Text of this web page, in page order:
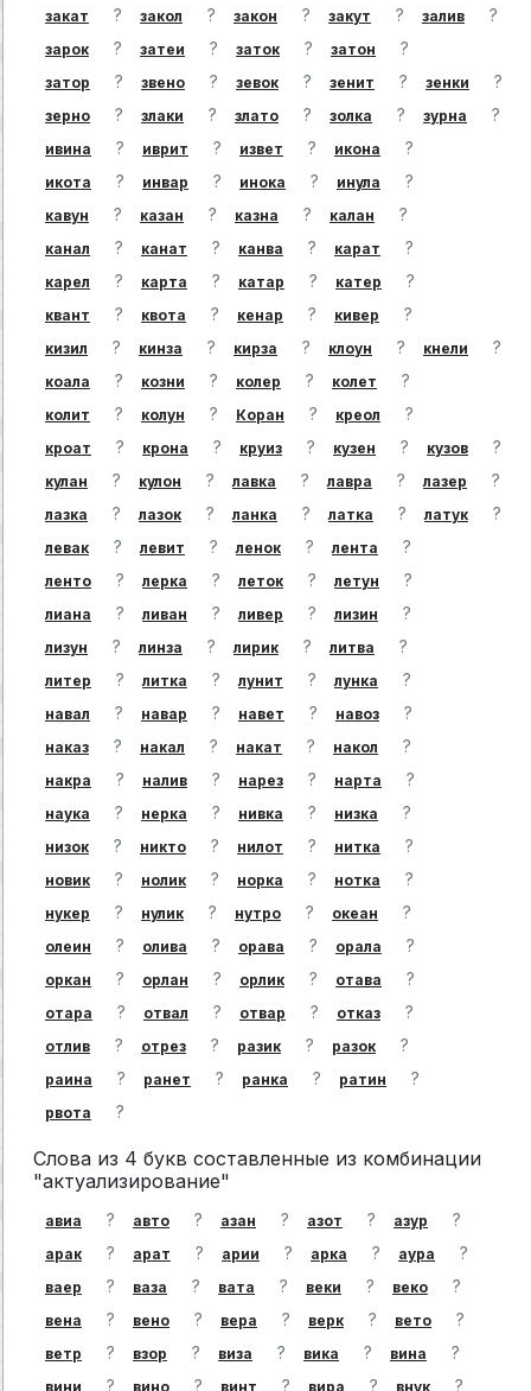
закат ? закол ? закон ? закут ? залив ?
зарок ? затеи ? заток ? затон ?
затор ? звено ? зевок ? зенит ? зенки ?
зерно ? злаки ? злато ? золка ? зурна ?
ивина ? иврит ? извет ? икона ?
икота ? инвар ? инока ? инула ?
кавун ? казан ? казна ? калан ?
канал ? канат ? канва ? карат ?
карел ? карта ? катар ? катер ?
квант ? квота ? кенар ? кивер ?
кизил ? кинза ? кирза ? клоун ? кнели ?
коала ? козни ? колер ? колет ?
колит ? колун ? Коран ? креол ?
кроат ? крона ? круиз ? кузен ? кузов ?
кулан ? кулон ? лавка ? лавра ? лазер ?
лазка ? лазок ? ланка ? латка ? латук ?
левак ? левит ? ленок ? лента ?
ленто ? лерка ? леток ? летун ?
лиана ? ливан ? ливер ? лизин ?
лизун ? линза ? лирик ? литва ?
литер ? литка ? лунит ? лунка ?
навал ? навар ? навет ? навоз ?
наказ ? накал ? накат ? накол ?
накра ? налив ? нарез ? нарта ?
наука ? нерка ? нивка ? низка ?
низок ? никто ? нилот ? нитка ?
новик ? нолик ? норка ? нотка ?
нукер ? нулик ? нутро ? океан ?
олеин ? олива ? орава ? орала ?
оркан ? орлан ? орлик ? отава ?
отара ? отвал ? отвар ? отказ ?
отлив ? отрез ? разик ? разок ?
раина ? ранет ? ранка ? ратин ?
рвота ?
Слова из 4 букв составленные из комбинации
"актуализирование"
авиа ? авто ? азан ? азот ? азур ?
арак ? арат ? арии ? арка ? аура ?
ваер ? ваза ? вата ? веки ? веко ?
вена ? вено ? вера ? верк ? вето ?
ветр ? взор ? виза ? вика ? вина ?
вини ? вино ? винт ? вира ? внук ?